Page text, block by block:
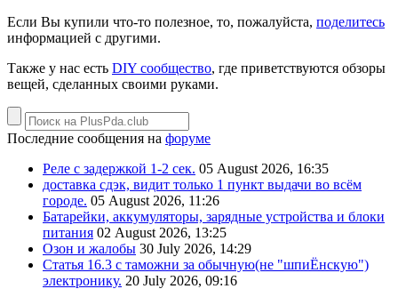
Если Вы купили что-то полезное, то, пожалуйста, поделитесь
информацией с другими.
Также у нас есть DIY сообщество, где приветствуются обзоры
вещей, сделанных своими руками.
Последние сообщения на форуме
Реле с задержкой 1-2 сек. 05 August 2026, 16:35
доставка сдэк, видит только 1 пункт выдачи во всём
городе. 05 August 2026, 11:26
Батарейки, аккумуляторы, зарядные устройства и блоки
питания 02 August 2026, 13:25
Озон и жалобы 30 July 2026, 14:29
Статья 16.3 с таможни за обычную(не "шпиЁнскую")
электронику. 20 July 2026, 09:16